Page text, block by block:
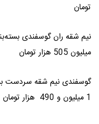
تومان
میلیون 505 هزار تومان
گوسفندی نیم شقه سردست
1 میلیون و 490 هزار تومان